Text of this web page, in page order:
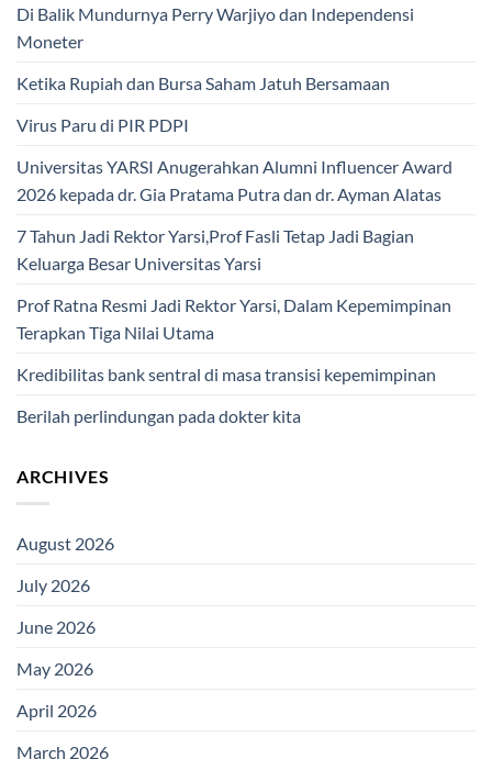
Di Balik Mundurnya Perry Warjiyo dan Independensi
Moneter
Ketika Rupiah dan Bursa Saham Jatuh Bersamaan
Virus Paru di PIR PDPI
Universitas YARSI Anugerahkan Alumni Influencer Award
2026 kepada dr. Gia Pratama Putra dan dr. Ayman Alatas
7 Tahun Jadi Rektor Yarsi,Prof Fasli Tetap Jadi Bagian
Keluarga Besar Universitas Yarsi
Prof Ratna Resmi Jadi Rektor Yarsi, Dalam Kepemimpinan
Terapkan Tiga Nilai Utama
Kredibilitas bank sentral di masa transisi kepemimpinan
Berilah perlindungan pada dokter kita
ARCHIVES
August 2026
July 2026
June 2026
May 2026
April 2026
March 2026